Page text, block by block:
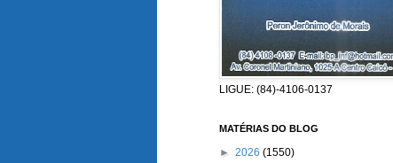
LIGUE: (84)-4106-0137
MATÉRIAS DO BLOG
► 2026 (1550)